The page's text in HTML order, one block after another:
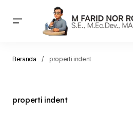
Beranda properti indent
properti indent